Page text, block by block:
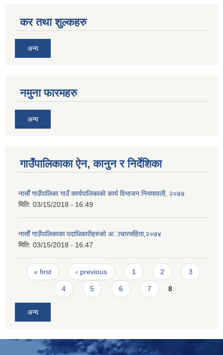
कर तथा शुल्कहरु
अन्य
नमुना फारमहरु
अन्य
गाउँपालिकाका ऐन, कानुन र निर्देशिका
नासाेँ गाउँपालिका गाउँ कार्यपालिकाकाे कार्य विभाजन नियमावली‚ २०७४
मिति: 03/15/2018 - 16:49
नासाेँ गाउँपालिकाका पदाधिकारीहरुकाे अाचारस‌ंहिता‚२०७४
मिति: 03/15/2018 - 16:47
Pages
« first ‹ previous 1 2 3
4 5 6 7 8
अन्य